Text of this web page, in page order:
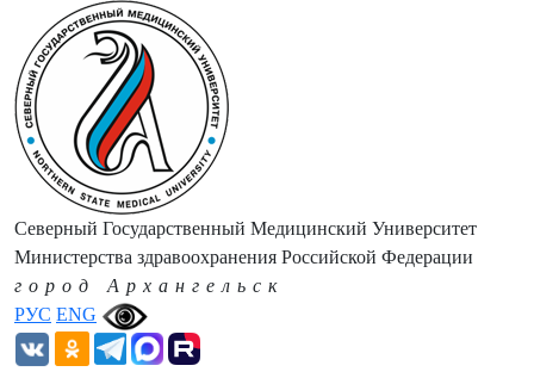
РУС ENG
Северный Государственный Медицинский Университет
Министерства здравоохранения Российской Федерации
город Архангельск